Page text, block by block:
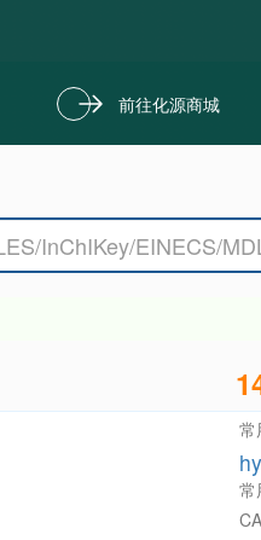
前往化源商城
常
常